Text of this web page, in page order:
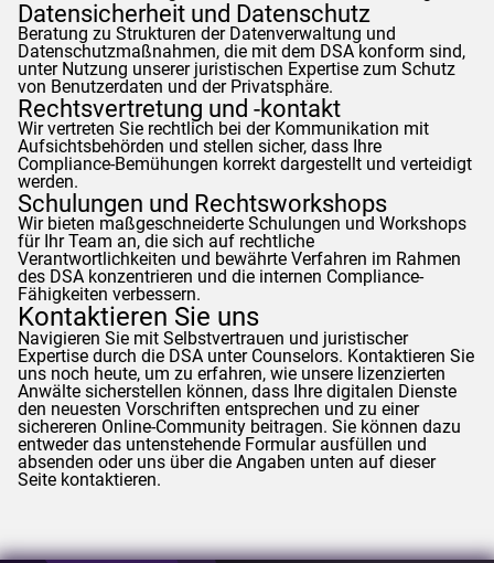
Datensicherheit und Datenschutz
Beratung zu Strukturen der Datenverwaltung und
Datenschutzmaßnahmen, die mit dem DSA konform sind,
unter Nutzung unserer juristischen Expertise zum Schutz
von Benutzerdaten und der Privatsphäre.
Rechtsvertretung und -kontakt
Wir vertreten Sie rechtlich bei der Kommunikation mit
Aufsichtsbehörden und stellen sicher, dass Ihre
Compliance-Bemühungen korrekt dargestellt und verteidigt
werden.
Schulungen und Rechtsworkshops
Wir bieten maßgeschneiderte Schulungen und Workshops
für Ihr Team an, die sich auf rechtliche
Verantwortlichkeiten und bewährte Verfahren im Rahmen
des DSA konzentrieren und die internen Compliance-
Fähigkeiten verbessern.
Kontaktieren Sie uns
Navigieren Sie mit Selbstvertrauen und juristischer
Expertise durch die DSA unter Counselors. Kontaktieren Sie
uns noch heute, um zu erfahren, wie unsere lizenzierten
Anwälte sicherstellen können, dass Ihre digitalen Dienste
den neuesten Vorschriften entsprechen und zu einer
sichereren Online-Community beitragen. Sie können dazu
entweder das untenstehende Formular ausfüllen und
absenden oder uns über die Angaben unten auf dieser
Seite kontaktieren.